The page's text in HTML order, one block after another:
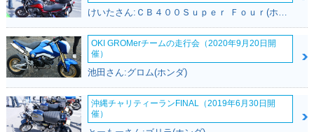
PER BOL D'OR S
P・追加
PER BOL D'OR・カ
PER BOL D'OR・マ
けいたさん:ＣＢ４００Ｓｕｐｅｒ Ｆｏｕｒ(ホンダ)
OKI GROMerチームの走行会（2020年9月20日開
催）
池田さん:グロム(ホンダ)
沖縄チャリティーランFINAL（2019年6月30日開
催）